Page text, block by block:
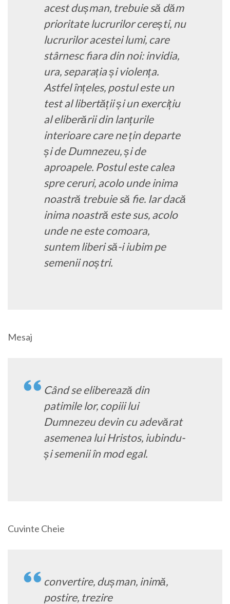
acest dușman, trebuie să dăm
prioritate lucrurilor cerești, nu
lucrurilor acestei lumi, care
stârnesc fiara din noi: invidia,
ura, separația și violența.
Astfel înțeles, postul este un
test al libertății și un exercițiu
al eliberării din lanțurile
interioare care ne țin departe
și de Dumnezeu, și de
aproapele. Postul este calea
spre ceruri, acolo unde inima
noastră trebuie să fie. Iar dacă
inima noastră este sus, acolo
unde ne este comoara,
suntem liberi să-i iubim pe
semenii noștri.
Mesaj
Când se eliberează din
patimile lor, copiii lui
Dumnezeu devin cu adevărat
asemenea lui Hristos, iubindu-
și semenii în mod egal.
Cuvinte Cheie
convertire, dușman, inimă,
postire, trezire